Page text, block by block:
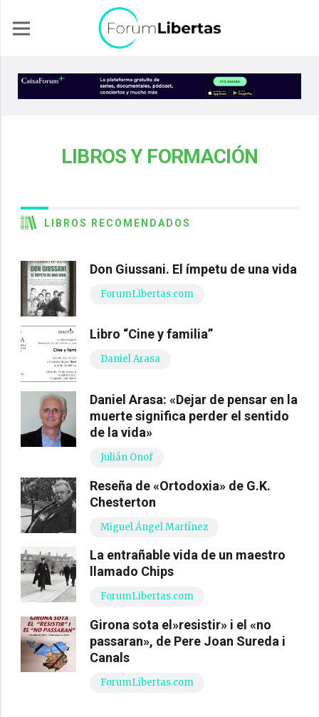
LIBROS Y FORMACIÓN
LIBROS RECOMENDADOS
Don Giussani. El ímpetu de una vida
ForumLibertas.com
Libro “Cine y familia”
Daniel Arasa
Daniel Arasa: «Dejar de pensar en la
muerte significa perder el sentido
de la vida»
Julián Onof
Reseña de «Ortodoxia» de G.K.
Chesterton
Miguel Ángel Martínez
La entrañable vida de un maestro
llamado Chips
ForumLibertas.com
Girona sota el»resistir» i el «no
passaran», de Pere Joan Sureda i
Canals
ForumLibertas.com